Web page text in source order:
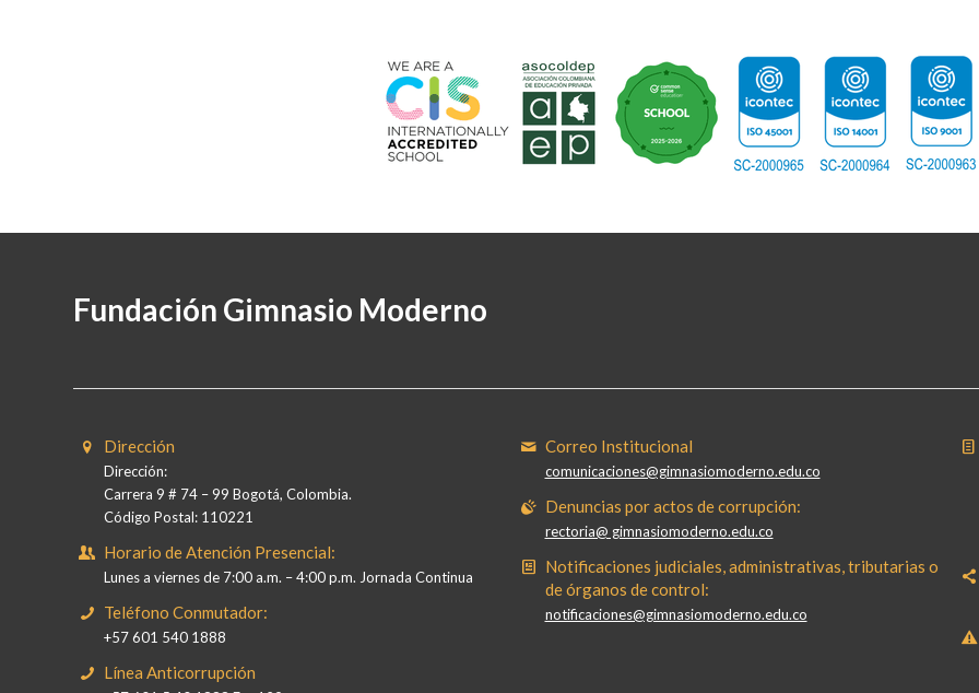
Fundación Gimnasio Moderno
Dirección
Dirección:
Carrera 9 # 74 – 99 Bogotá, Colombia.
Código Postal: 110221
Horario de Atención Presencial:
Lunes a viernes de 7:00 a.m. – 4:00 p.m. Jornada Continua
Teléfono Conmutador:
+57 601 540 1888
Línea Anticorrupción
Correo Institucional
comunicaciones@gimnasiomoderno.edu.co
Denuncias por actos de corrupción:
rectoria@ gimnasiomoderno.edu.co
Notificaciones judiciales, administrativas, tributarias o
de órganos de control:
notificaciones@gimnasiomoderno.edu.co